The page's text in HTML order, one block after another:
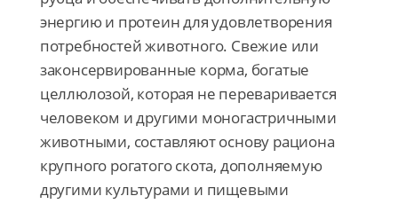
энергию и протеин для удовлетворения
потребностей животного. Свежие или
законсервированные корма, богатые
целлюлозой, которая не переваривается
человеком и другими моногастричными
животными, составляют основу рациона
крупного рогатого скота, дополняемую
другими культурами и пищевыми